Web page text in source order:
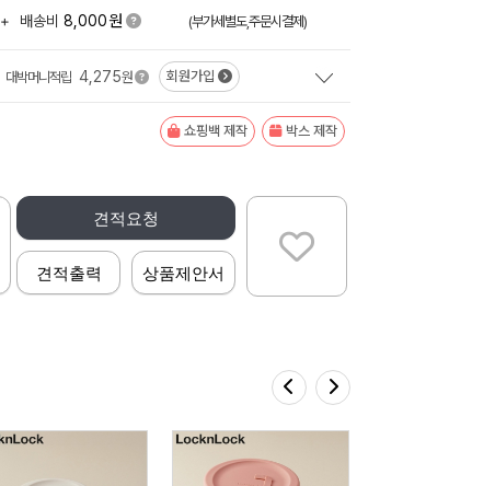
+ 배송비 8,000원 (부가세별도,주문시결제)
대박머니적립 4,275원 회원가입
쇼핑백 제작 박스 제작
견적요청
견적출력 상품제안서